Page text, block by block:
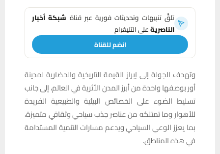
تلقَّ تنبيهات وتحديثات فورية عبر قناة شبكة أخبار
الناصريةعلى التليغرام
انضم للقناة
وتهدف الجولة إلى إبراز القيمة التاريخية والحضارية لمدينة
أور بوصفها واحدة من أبرز المدن الأثرية في العالم، إلى جانب
تسليط الضوء على الخصائص البيئية والطبيعية الفريدة
للأهوار وما تمتلكه من عناصر جذب سياحي وثقافي متميزة،
بما يعزز الوعي السياحي ويدعم مسارات التنمية المستدامة
في هذه المناطق.